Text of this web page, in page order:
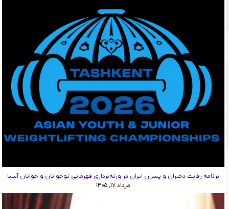
برنامه رقابت دختران و پسران ایران در وزنه‌برداری قهرمانی نوجوانان و جوانان آسیا
مرداد ۱۷, ۱۴۰۵